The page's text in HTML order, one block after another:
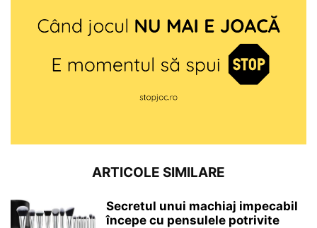
ARTICOLE SIMILARE
Secretul unui machiaj impecabil
începe cu pensulele potrivite